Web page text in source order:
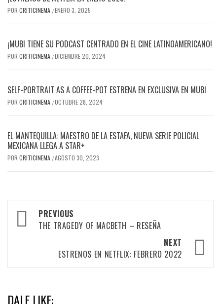
POR CRITICINEMA /ENERO 3, 2025
¡MUBI TIENE SU PODCAST CENTRADO EN EL CINE LATINOAMERICANO!
POR CRITICINEMA /DICIEMBRE 20, 2024
SELF-PORTRAIT AS A COFFEE-POT ESTRENA EN EXCLUSIVA EN MUBI
POR CRITICINEMA /OCTUBRE 28, 2024
EL MANTEQUILLA: MAESTRO DE LA ESTAFA, NUEVA SERIE POLICIAL
MEXICANA LLEGA A STAR+
POR CRITICINEMA /AGOSTO 30, 2023
Post
navigation
PREVIOUS
THE TRAGEDY OF MACBETH – RESEÑA
NEXT
ESTRENOS EN NETFLIX: FEBRERO 2022
DALE LIKE: